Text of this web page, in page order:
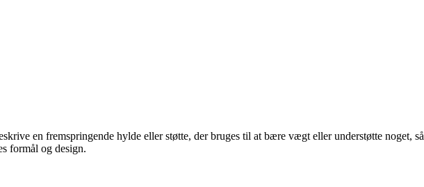
en fremspringende hylde eller støtte, der bruges til at bære vægt eller understøtte noget, så
formål og design.